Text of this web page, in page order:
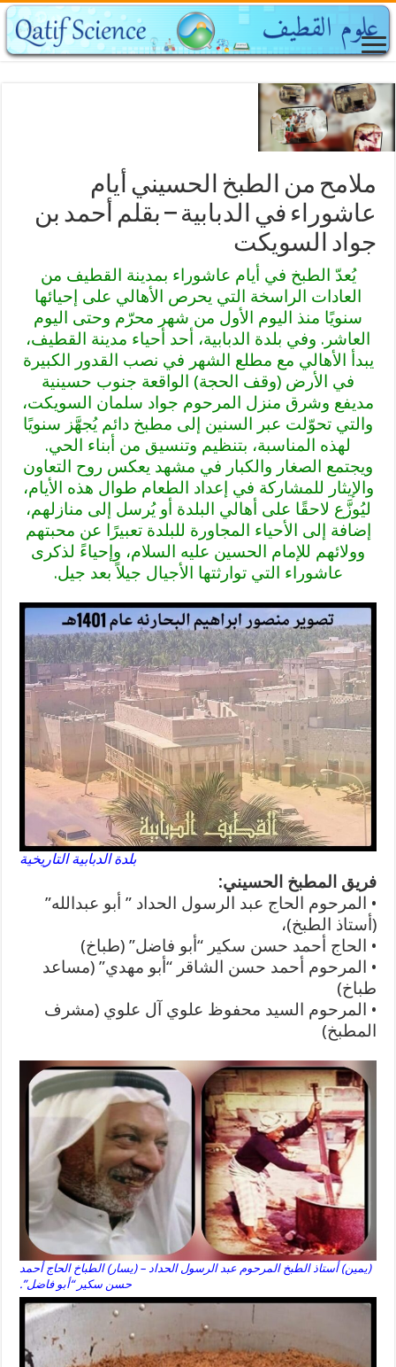
ملامح من الطبخ الحسيني أيام
عاشوراء في الدبابية – بقلم أحمد بن
جواد السويكت
يُعدّ الطبخ في أيام عاشوراء بمدينة القطيف من
العادات الراسخة التي يحرص الأهالي على إحيائها
سنويًا منذ اليوم الأول من شهر محرّم وحتى اليوم
العاشر. وفي بلدة الدبابية، أحد أحياء مدينة القطيف،
يبدأ الأهالي مع مطلع الشهر في نصب القدور الكبيرة
في الأرض (وقف الحجة) الواقعة جنوب حسينية
مديفع وشرق منزل المرحوم جواد سلمان السويكت،
والتي تحوّلت عبر السنين إلى مطبخ دائم يُجهَّز سنويًا
لهذه المناسبة، بتنظيم وتنسيق من أبناء الحي.
ويجتمع الصغار والكبار في مشهد يعكس روح التعاون
والإيثار للمشاركة في إعداد الطعام طوال هذه الأيام،
ليُوزَّع لاحقًا على أهالي البلدة أو يُرسل إلى منازلهم،
إضافة إلى الأحياء المجاورة للبلدة تعبيرًا عن محبتهم
وولائهم للإمام الحسين عليه السلام، وإحياءً لذكرى
عاشوراء التي توارثتها الأجيال جيلاً بعد جيل.
بلدة الدبابية التاريخية
فريق المطبخ الحسيني:
• المرحوم الحاج عبد الرسول الحداد ” أبو عبدالله”
(أستاذ الطبخ)،
• الحاج أحمد حسن سكير “أبو فاضل” (طباخ)
• المرحوم أحمد حسن الشاقر “أبو مهدي” (مساعد
طباخ)
• المرحوم السيد محفوظ علوي آل علوي (مشرف
المطبخ)
(يمين) أستاذ الطبخ المرحوم عبد الرسول الحداد – (يسار) الطباخ الحاج أحمد
حسن سكير “أبو فاضل”.